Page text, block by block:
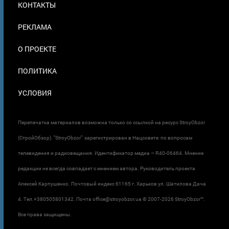
В
КОНТАКТЫ
РЕКЛАМА
О ПРОЕКТЕ
ПОЛИТИКА
УСЛОВИЯ
Перепечатка материалов возможна только со ссылкой на ресурс StroyObzor
(СтройОбзор). "StroyObzor" зарегистрирован в Нацсовете по вопросам
телевидения и радиовещания. Идентификатор медиа – R40-06464. Мнение
редакции не всегда совпадает с мнением автора. Руководитель проекта
Алексей Карпушенко. Почтовый индекс 61165 г. Харьков ул. Шатилова Дача
4. Тел.+380505801342. Почта office@stroyobzor.ua © 2007-2026 StroyObzor™.
Все права защищены.